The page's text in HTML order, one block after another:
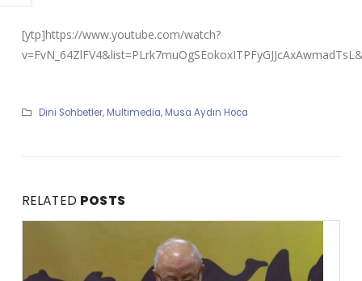
[ytp]https://www.youtube.com/watch?
Dini Sohbetler, Multimedia, Musa Aydın Hoca
RELATED POSTS